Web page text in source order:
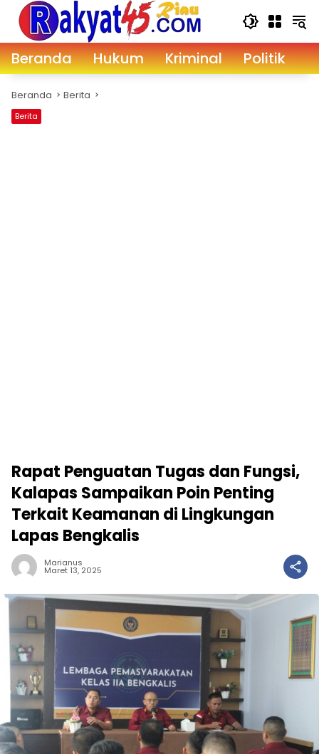
Langsung
konten
Beranda Hukum Kriminal Politik
Beranda Berita
Berita
Rapat Penguatan Tugas dan Fungsi,
Kalapas Sampaikan Poin Penting
Terkait Keamanan di Lingkungan
Lapas Bengkalis
Marianus
Maret 13, 2025